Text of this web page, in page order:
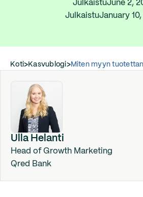
JulkaistuJune 2,
JulkaistuJanuary
Koti>Kasvublogi>Miten myyn
Ulla Helanti
Head of Growth Marketing
Qred Bank